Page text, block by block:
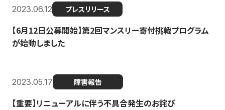
2023.06.12 プレスリリース
【6月12日公募開始】第2回マンスリー寄付挑戦プログラム
が始動しました
2023.05.17 障害報告
【重要】リニューアルに伴う不具合発生のお詫び